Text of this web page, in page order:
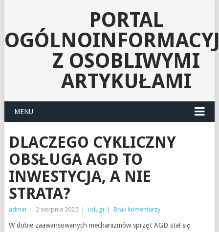
PORTAL
Z OSOBLIWYMI
ARTYKUŁAMI
MENU
DLACZEGO CYKLICZNY
OBSŁUGA AGD TO
INWESTYCJA, A NIE
STRATA?
admin 2 sierpnia 2025 usługi Brak komentarzy
W dobie zaawansowanych mechanizmów sprzęt AGD stał się